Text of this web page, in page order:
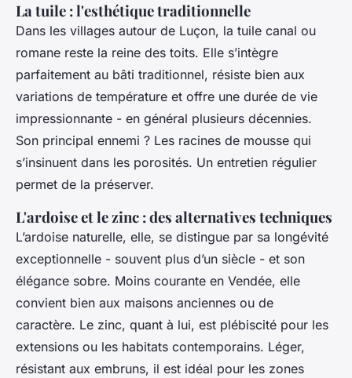
La tuile : l'esthétique traditionnelle
Dans les villages autour de Luçon, la tuile canal ou
romane reste la reine des toits. Elle s’intègre
parfaitement au bâti traditionnel, résiste bien aux
variations de température et offre une durée de vie
impressionnante - en général plusieurs décennies.
Son principal ennemi ? Les racines de mousse qui
s’insinuent dans les porosités. Un entretien régulier
permet de la préserver.
L'ardoise et le zinc : des alternatives techniques
L’ardoise naturelle, elle, se distingue par sa longévité
exceptionnelle - souvent plus d’un siècle - et son
élégance sobre. Moins courante en Vendée, elle
convient bien aux maisons anciennes ou de
caractère. Le zinc, quant à lui, est plébiscité pour les
extensions ou les habitats contemporains. Léger,
résistant aux embruns, il est idéal pour les zones